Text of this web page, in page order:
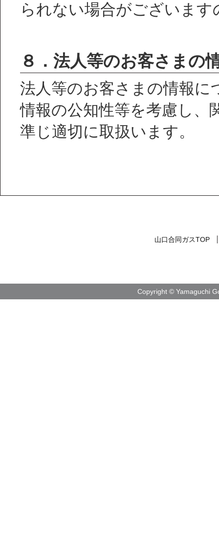
られない場合がございま
８．法人等のお客さまの
法人等のお客さまの情報に
情報の公知性等を考慮し、
準じ適切に取扱います。
山口合同ガスTOP
Copyright © Yamaguchi